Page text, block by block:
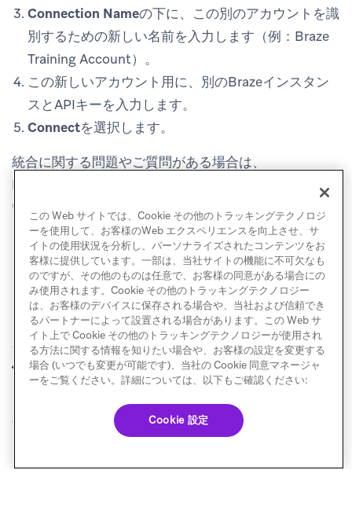
Connection Nameの下に、この別のアカウントを識
別するための新しい名前を入力します（例：Braze
Training Account）。
この新しいアカウント用に、別のBrazeインスタン
スとAPIキーを入力します。
Connectを選択します。
統合に関する問題やご質問がある場合は、
DataGrail（
）までメールでお問
い合わせください。
前へ データプライバシー
とコンプライアンス
次へ Ketch
© Braze. All Rights Reserved Privacy Policy
この Web サイトでは、Cookie その他のトラッキングテクノロジ
ーを使用して、お客様のWeb エクスペリエンスを向上させ、サ
イトの使用状況を分析し、パーソナライズされたコンテンツをお
客様に提供しています。一部は、当社サイトの機能に不可欠なも
のですが、その他のものは任意で、お客様の同意がある場合にの
み使用されます。Cookie その他のトラッキングテクノロジー
は、お客様のデバイスに保存される場合や、当社および信頼でき
るパートナーによって設置される場合があります。この Web サ
イト上で Cookie その他のトラッキングテクノロジーが使用され
る方法に関する情報を知りたい場合や、お客様の設定を変更する
場合 (いつでも変更が可能です)、当社の Cookie 同意マネージャ
ーをご覧ください。詳細については、以下もご確認ください:
Cookie 設定